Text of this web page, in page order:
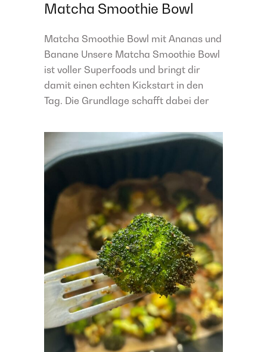
Matcha Smoothie Bowl
Matcha Smoothie Bowl mit Ananas und
Banane Unsere Matcha Smoothie Bowl
ist voller Superfoods und bringt dir
damit einen echten Kickstart in den
Tag. Die Grundlage schafft dabei der